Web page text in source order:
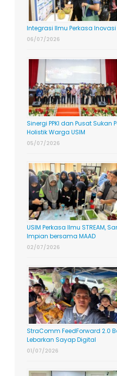
Integrasi Ilmu Perkasa
06/07/2026
Sinergi PPKI dan Pusat Sukan
Holistik Warga USIM
05/07/2026
USIM Perkasa Ilmu STREAM,
Impian bersama MAAD
02/07/2026
StraComm FeedForward 2.0
Lebarkan Sayap Digital
01/07/2026